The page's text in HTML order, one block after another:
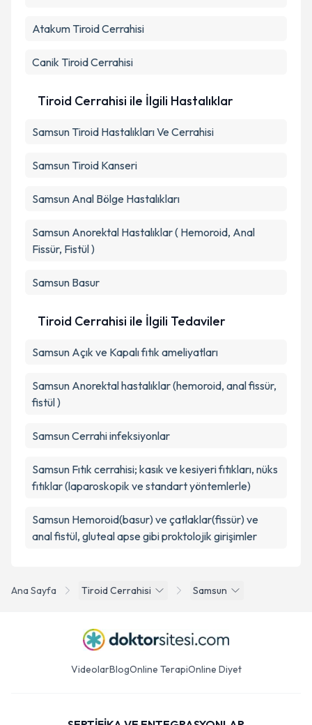
Ana Sayfa Tiroid Cerrahisi Samsun
Atakum Tiroid Cerrahisi
Canik Tiroid Cerrahisi
Tiroid Cerrahisi ile İlgili Hastalıklar
Samsun Tiroid Hastalıkları Ve Cerrahisi
Samsun Tiroid Kanseri
Samsun Anal Bölge Hastalıkları
Samsun Anorektal Hastalıklar ( Hemoroid, Anal
Fissür, Fistül )
Samsun Basur
Tiroid Cerrahisi ile İlgili Tedaviler
Samsun Açık ve Kapalı fıtık ameliyatları
Samsun Anorektal hastalıklar (hemoroid, anal fissür,
fistül )
Samsun Cerrahi infeksiyonlar
Samsun Fıtık cerrahisi; kasık ve kesiyeri fıtıkları, nüks
fıtıklar (laparoskopik ve standart yöntemlerle)
Samsun Hemoroid(basur) ve çatlaklar(fissür) ve
anal fistül, gluteal apse gibi proktolojik girişimler
VideolarBlogOnline TerapiOnline Diyet